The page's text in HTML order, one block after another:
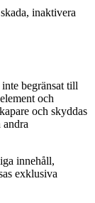
inaktivera
begränsat till
och
och skyddas
innehåll,
exklusiva